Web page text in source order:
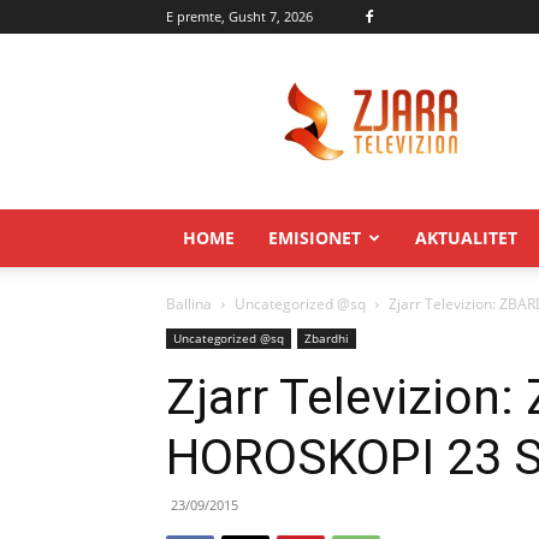
E premte, Gusht 7, 2026
HOME EMISIONET AKTUALITET
Ballina Uncategorized @sq Zjarr Televizion:
Uncategorized @sq Zbardhi
Zjarr Televizion:
HOROSKOPI 23
23/09/2015